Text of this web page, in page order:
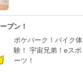
プン！
ポケパーク！バイク体
験！ 宇宙兄弟！eスポ
ーツ！